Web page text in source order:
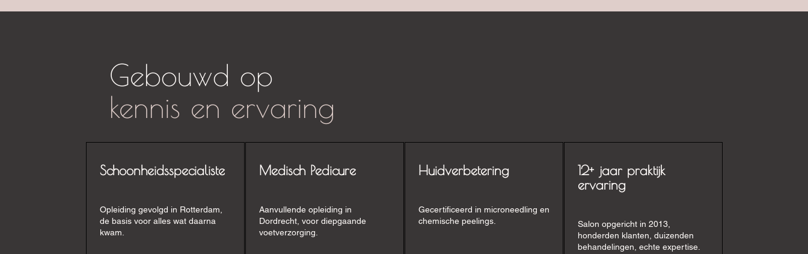
Gebouwd op
kennis en ervaring
Schoonheidsspecialiste
Opleiding gevolgd in Rotterdam,
de basis voor alles wat daarna
kwam.
Medisch Pedicure
Aanvullende opleiding in
Dordrecht, voor diepgaande
voetverzorging.
Huidverbetering
Gecertificeerd in microneedling en
chemische peelings.
12+ jaar praktijk
ervaring
Salon opgericht in 2013,
honderden klanten, duizenden
behandelingen, echte expertise.